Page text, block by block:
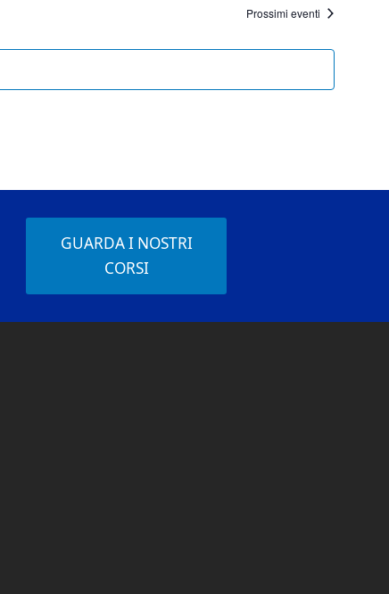
Prossimi eventi
GUARDA I NOSTRI
CORSI